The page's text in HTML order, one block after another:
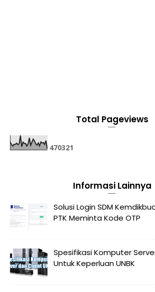
Total Pageviews
470321
Informasi Lainnya
Solusi Login SDM
PTK Meminta Kode OTP
Spesifikasi Komputer
Untuk Keperluan UNBK